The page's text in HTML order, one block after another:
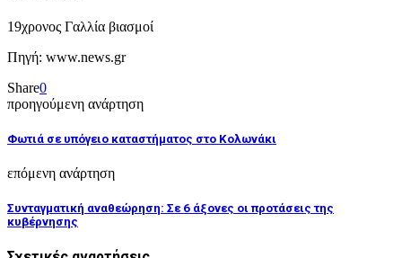
19χρονος Γαλλία βιασμοί
Πηγή: www.news.gr
Share0
προηγούμενη ανάρτηση
Φωτιά σε υπόγειο καταστήματος στο Κολωνάκι
επόμενη ανάρτηση
Συνταγματική αναθεώρηση: Σε 6 άξονες οι προτάσεις της
κυβέρνησης